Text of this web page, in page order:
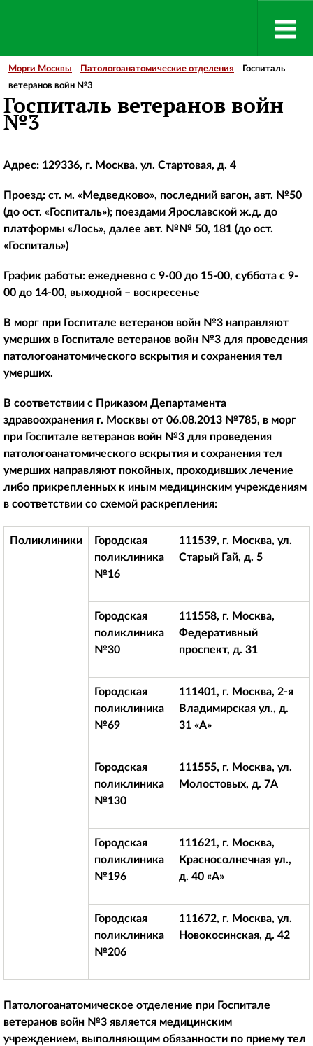
Морги Москвы Патологоанатомические отделения
Госпиталь
ветеранов войн №3
Госпиталь ветеранов войн
№3
Адрес: 129336, г. Москва, ул. Стартовая, д. 4
Проезд: ст. м. «Медведково», последний вагон, авт. №50
(до ост. «Госпиталь»); поездами Ярославской ж.д. до
платформы «Лось», далее авт. №№ 50, 181 (до ост.
«Госпиталь»)
График работы: ежедневно с 9-00 до 15-00, суббота с 9-
00 до 14-00, выходной – воскресенье
В морг при Госпитале ветеранов войн №3 направляют
умерших в Госпитале ветеранов войн №3 для проведения
патологоанатомического вскрытия и сохранения тел
умерших.
В соответствии с Приказом Департамента
здравоохранения г. Москвы от 06.08.2013 №785, в морг
при Госпитале ветеранов войн №3 для проведения
патологоанатомического вскрытия и сохранения тел
умерших направляют покойных, проходивших лечение
либо прикрепленных к иным медицинским учреждениям
в соответствии со схемой раскрепления:
Поликлиники
Городская
поликлиника
№16
111539, г. Москва, ул.
Старый Гай, д. 5
Городская
поликлиника
№30
111558, г. Москва,
Федеративный
проспект, д. 31
Городская
поликлиника
№69
111401, г. Москва, 2-я
Владимирская ул., д.
31 «А»
Городская
поликлиника
№130
111555, г. Москва, ул.
Молостовых, д. 7А
Городская
поликлиника
№196
111621, г. Москва,
Красносолнечная ул.,
д. 40 «А»
Городская
поликлиника
№206
111672, г. Москва, ул.
Новокосинская, д. 42
Патологоанатомическое отделение при Госпитале
ветеранов войн №3 является медицинским
учреждением, выполняющим обязанности по приему тел